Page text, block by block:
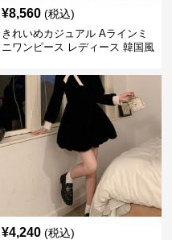
¥8,560 (税込)
きれいめカジュアル Aラインミ
ニワンピース レディース 韓国風
上丈 春秋 ウエストマーク 上品
エレガント
¥4,240 (税込)